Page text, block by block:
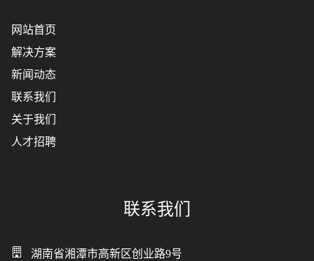
网站首页
解决方案
新闻动态
联系我们
关于我们
人才招聘
联系我们
湖南省湘潭市高新区创业路9号